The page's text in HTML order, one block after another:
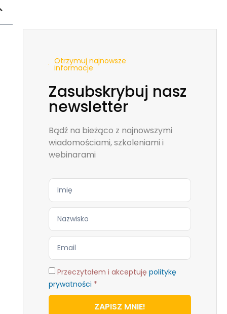
Otrzymuj najnowsze
informacje
Zasubskrybuj nasz
newsletter
Bądź na bieżąco z najnowszymi
wiadomościami, szkoleniami i
webinarami
Przeczytałem i akceptuję politykę
prywatności *
ZAPISZ MNIE!